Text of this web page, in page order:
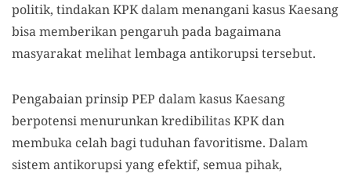
politik, tindakan KPK dalam menangani kasus Kaesang
bisa memberikan pengaruh pada bagaimana
masyarakat melihat lembaga antikorupsi tersebut.
Pengabaian prinsip PEP dalam kasus Kaesang
berpotensi menurunkan kredibilitas KPK dan
membuka celah bagi tuduhan favoritisme. Dalam
sistem antikorupsi yang efektif, semua pihak,